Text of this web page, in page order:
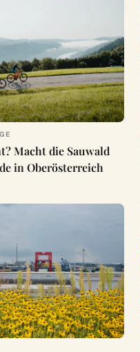
Macht die Sauwald
in Oberösterreich